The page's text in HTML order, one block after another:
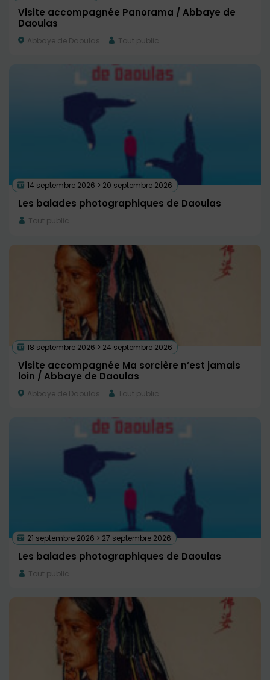
Visite accompagnée Panorama / Abbaye de
Daoulas
Abbaye de Daoulas Tout public
14 septembre 2026 > 20 septembre 2026
Les balades photographiques de Daoulas
Tout public
18 septembre 2026 > 24 septembre 2026
Visite accompagnée Ma sorcière n’est jamais
loin / Abbaye de Daoulas
Abbaye de Daoulas Tout public
21 septembre 2026 > 27 septembre 2026
Les balades photographiques de Daoulas
Tout public